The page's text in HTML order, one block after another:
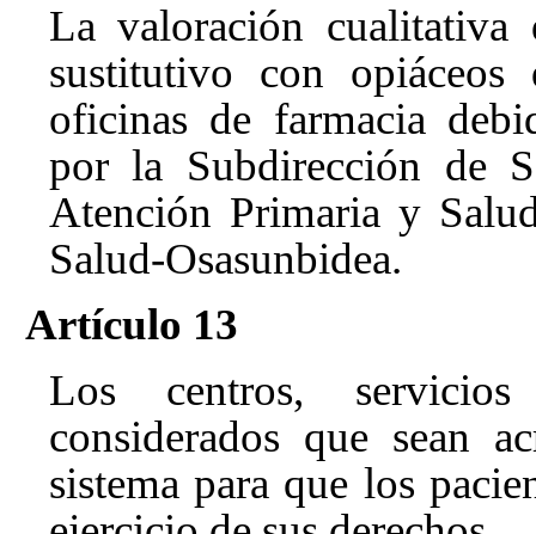
La valoración cualitativa
sustitutivo con
oficinas de farmacia
por la Subdirección de
Atención Primaria y
Salud-Osasunbidea.
Artículo 13
Los centros,
considerados que sean
sistema para que los